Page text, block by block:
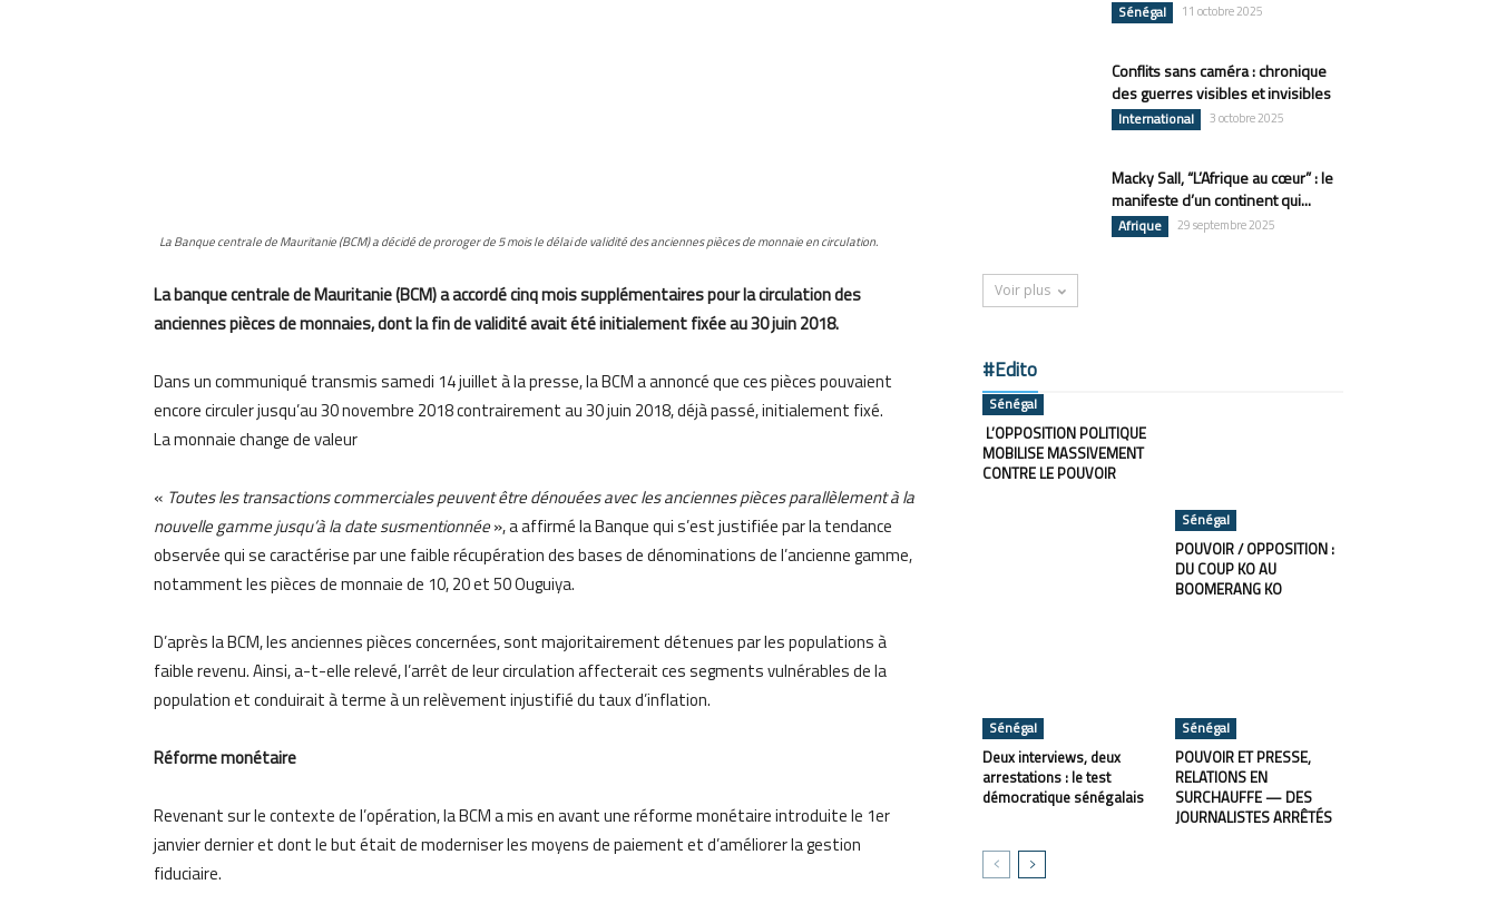
La Banque centrale de Mauritanie (BCM) a décidé de proroger de 5 mois le délai de validité des anciennes pièces de monnaie en circulation.
La banque centrale de Mauritanie (BCM) a accordé cinq mois supplémentaires pour la circulation des
anciennes pièces de monnaies, dont la fin de validité avait été initialement fixée au 30 juin 2018.
Dans un communiqué transmis samedi 14 juillet à la presse, la BCM a annoncé que ces pièces pouvaient
encore circuler jusqu’au 30 novembre 2018 contrairement au 30 juin 2018, déjà passé, initialement fixé.
La monnaie change de valeur
« Toutes les transactions commerciales peuvent être dénouées avec les anciennes pièces parallèlement à la
nouvelle gamme jusqu’à la date susmentionnée», a affirmé la Banque qui s’est justifiée par la tendance
observée qui se caractérise par une faible récupération des bases de dénominations de l’ancienne gamme,
notamment les pièces de monnaie de 10, 20 et 50 Ouguiya.
D’après la BCM, les anciennes pièces concernées, sont majoritairement détenues par les populations à
faible revenu. Ainsi, a-t-elle relevé, l’arrêt de leur circulation affecterait ces segments vulnérables de la
population et conduirait à terme à un relèvement injustifié du taux d’inflation.
Réforme monétaire
Revenant sur le contexte de l’opération, la BCM a mis en avant une réforme monétaire introduite le 1er
janvier dernier et dont le but était de moderniser les moyens de paiement et d’améliorer la gestion
fiduciaire.
Sénégal 11 octobre 2025
Conflits sans caméra : chronique
des guerres visibles et invisibles
International 3 octobre 2025
Macky Sall, “L’Afrique au cœur” : le
manifeste d’un continent qui...
Afrique 29 septembre 2025
Voir plus
#Edito
Sénégal
L’OPPOSITION POLITIQUE
MOBILISE MASSIVEMENT
CONTRE LE POUVOIR
Sénégal
POUVOIR / OPPOSITION :
DU COUP KO AU
BOOMERANG KO
Sénégal
Deux interviews, deux
arrestations : le test
démocratique sénégalais
Sénégal
POUVOIR ET PRESSE,
RELATIONS EN
SURCHAUFFE — DES
JOURNALISTES ARRÊTÉS